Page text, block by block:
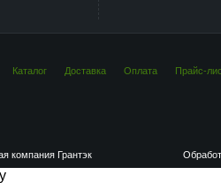
Каталог Доставка Оплата Прайс-
компания Грантэк